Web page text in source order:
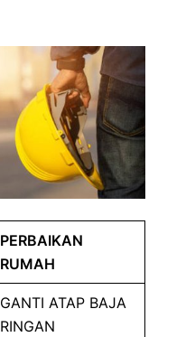
PERBAIKAN
RUMAH
GANTI ATAP BAJA
RINGAN